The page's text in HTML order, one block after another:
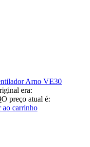
Arno VE30
era:
O preço atual é:
ao carrinho